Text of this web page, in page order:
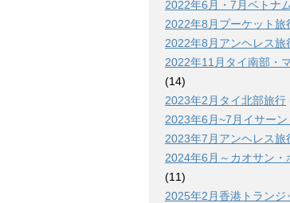
2022年6月・7月ベトナ
2022年8月プーケット旅
2022年8月アンヘレス旅
2022年11月タイ南部・
(14)
2023年2月タイ北部旅行
2023年6月~7月イサー
2023年7月アンヘレス旅
2024年6月～カオサン
(11)
2025年2月香港トランジ